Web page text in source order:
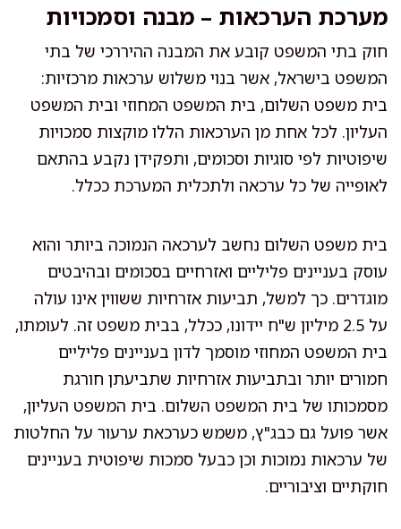
מערכת הערכאות – מבנה וסמכויות
חוק בתי המשפט קובע את המבנה ההיררכי של בתי
המשפט בישראל, אשר בנוי משלוש ערכאות מרכזיות:
בית משפט השלום, בית המשפט המחוזי ובית המשפט
העליון. לכל אחת מן הערכאות הללו מוקצות סמכויות
שיפוטיות לפי סוגיות וסכומים, ותפקידן נקבע בהתאם
לאופייה של כל ערכאה ולתכלית המערכת ככלל.
בית משפט השלום נחשב לערכאה הנמוכה ביותר והוא
עוסק בעניינים פליליים ואזרחיים בסכומים ובהיבטים
מוגדרים. כך למשל, תביעות אזרחיות ששווין אינו עולה
על 2.5 מיליון ש"ח יידונו, ככלל, בבית משפט זה. לעומתו,
בית המשפט המחוזי מוסמך לדון בעניינים פליליים
חמורים יותר ובתביעות אזרחיות שתביעתן חורגת
מסמכותו של בית המשפט השלום. בית המשפט העליון,
אשר פועל גם כבג"ץ, משמש כערכאת ערעור על החלטות
של ערכאות נמוכות וכן כבעל סמכות שיפוטית בעניינים
חוקתיים וציבוריים.